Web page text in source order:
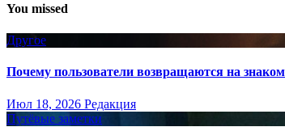
You missed
Другое
Почему пользователи возвращаются на
Июл 18, 2026 Редакция
Путёвые заметки